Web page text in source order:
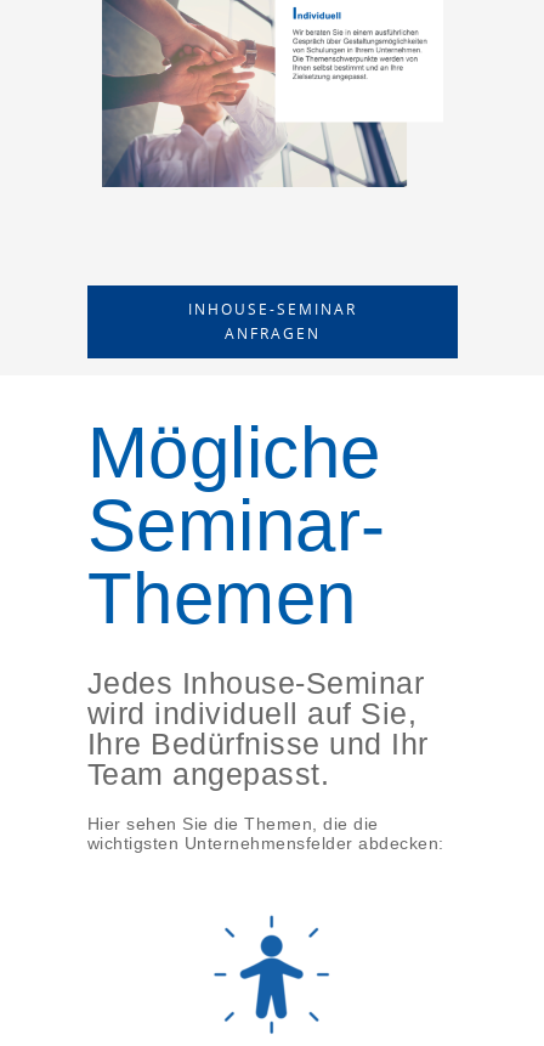
INHOUSE-SEMINAR
ANFRAGEN
Mögliche
Seminar-
Themen
Jedes Inhouse-Seminar
wird individuell auf Sie,
Ihre Bedürfnisse und Ihr
Team angepasst.
Hier sehen Sie die Themen, die die
wichtigsten Unternehmensfelder abdecken: